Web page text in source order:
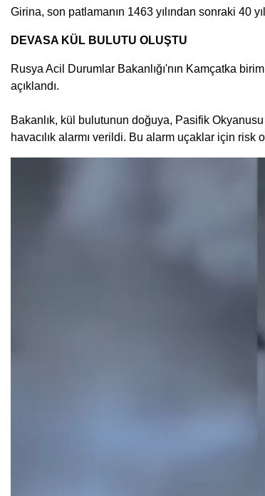
Girina, son patlamanın 1463 yılından sonraki
DEVASA KÜL BULUTU OLUŞTU
Rusya Acil Durumlar Bakanlığı'nın Kamçatka
açıklandı.
Bakanlık, kül bulutunun doğuya, Pasifik
havacılık alarmı verildi. Bu alarm uçaklar için risk